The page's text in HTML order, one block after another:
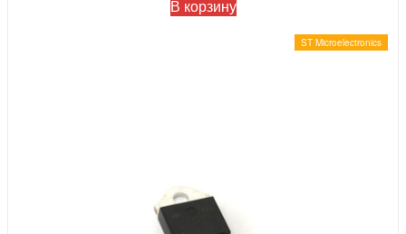
В корзину
ST Microelectronics